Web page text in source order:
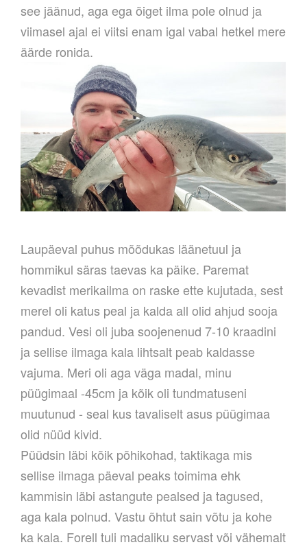
see jäänud, aga ega õiget ilma pole olnud ja
viimasel ajal ei viitsi enam igal vabal hetkel mere
äärde ronida.
Laupäeval puhus mõõdukas läänetuul ja
hommikul säras taevas ka päike. Paremat
kevadist merikailma on raske ette kujutada, sest
merel oli katus peal ja kalda all olid ahjud sooja
pandud. Vesi oli juba soojenenud 7-10 kraadini
ja sellise ilmaga kala lihtsalt peab kaldasse
vajuma. Meri oli aga väga madal, minu
püügimaal -45cm ja kõik oli tundmatuseni
muutunud - seal kus tavaliselt asus püügimaa
olid nüüd kivid.
Püüdsin läbi kõik põhikohad, taktikaga mis
sellise ilmaga päeval peaks toimima ehk
kammisin läbi astangute pealsed ja tagused,
aga kala polnud. Vastu õhtut sain võtu ja kohe
ka kala. Forell tuli madaliku servast või vähemalt